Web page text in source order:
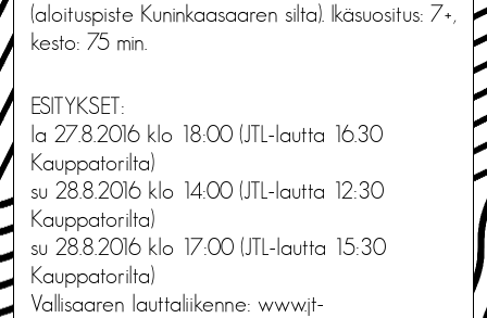
(aloituspiste Kuninkaasaaren silta). Ikäsuositus: 7+,
kesto: 75 min.
ESITYKSET:
la 27.8.2016 klo 18:00 (JTL-lautta 16.30
Kauppatorilta)
su 28.8.2016 klo 14:00 (JTL-lautta 12:30
Kauppatorilta)
su 28.8.2016 klo 17:00 (JTL-lautta 15:30
Kauppatorilta)
Vallisaaren lauttaliikenne: www.jt-